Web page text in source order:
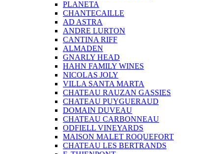
PLANETA
CHANTECAILLE
AD ASTRA
ANDRE LURTON
CANTINA RIFF
ALMADEN
GNARLY HEAD
HAHN FAMILY WINES
NICOLAS JOLY
VILLA SANTA MARTA
CHATEAU RAUZAN GASSIES
CHATEAU PUYGUERAUD
DOMAIN DUVEAU
CHATEAU CARBONNEAU
ODFIELL VINEYARDS
MAISON MALET ROQUEFORT
CHATEAU LES BERTRANDS